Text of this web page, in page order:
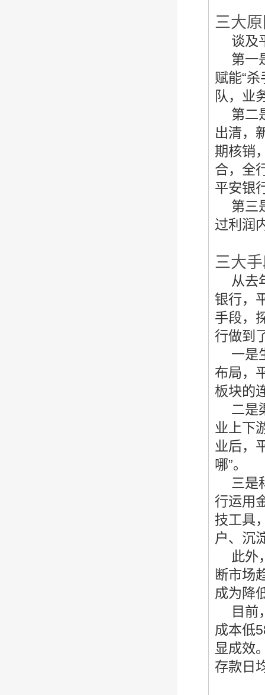
三大
谈及
第一
赋能“
队，业
第二
出清，
期核销
合，全
平安银
第三
过利润
三大
从去
银行，
手段，
行做到
一是
布局，
板块的
二是
业上下
业后，
哪”。
三是
行运用
技工具
户、沉
此外
断市场
成为降
目前
成本低
显成效
存款日